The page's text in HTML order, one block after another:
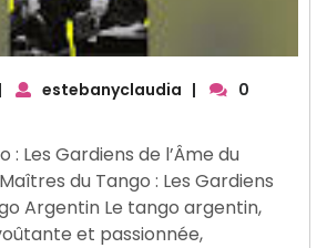
27
| estebanyclaudia |
0
: Les Gardiens de l’Âme du
du Tango : Les Gardiens
Argentin Le tango argentin,
et passionnée,